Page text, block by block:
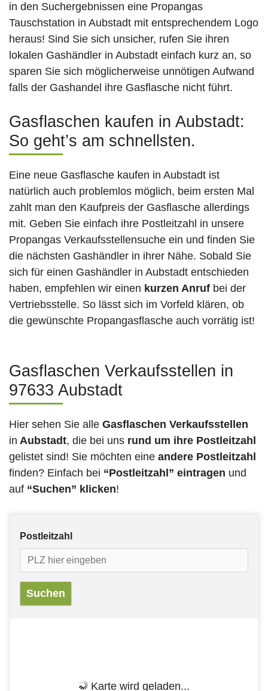
in den Suchergebnissen eine Propangas
Tauschstation in Aubstadt mit entsprechendem Logo
heraus! Sind Sie sich unsicher, rufen Sie ihren
lokalen Gashändler in Aubstadt einfach kurz an, so
sparen Sie sich möglicherweise unnötigen Aufwand
falls der Gashandel ihre Gasflasche nicht führt.
Gasflaschen kaufen in Aubstadt:
So geht’s am schnellsten.
Eine neue Gasflasche kaufen in Aubstadt ist
natürlich auch problemlos möglich, beim ersten Mal
zahlt man den Kaufpreis der Gasflasche allerdings
mit. Geben Sie einfach ihre Postleitzahl in unsere
Propangas Verkaufsstellensuche ein und finden Sie
die nächsten Gashändler in ihrer Nähe. Sobald Sie
sich für einen Gashändler in Aubstadt entschieden
haben, empfehlen wir einen kurzen Anruf bei der
Vertriebsstelle. So lässt sich im Vorfeld klären, ob
die gewünschte Propangasflasche auch vorrätig ist!
Gasflaschen Verkaufsstellen in
97633 Aubstadt
Hier sehen Sie alle Gasflaschen Verkaufsstellen
in Aubstadt, die bei uns rund um ihre Postleitzahl
gelistet sind! Sie möchten eine andere Postleitzahl
finden? Einfach bei “Postleitzahl” eintragen und
auf “Suchen” klicken!
Postleitzahl
Karte wird geladen...